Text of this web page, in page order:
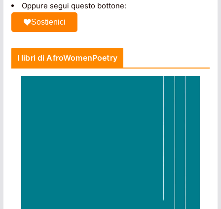
Oppure segui questo bottone:
Sostienici
I libri di AfroWomenPoetry